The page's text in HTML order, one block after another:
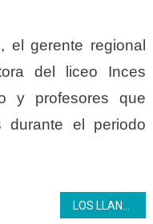
el gerente regional
del liceo Inces
y profesores que
durante el periodo